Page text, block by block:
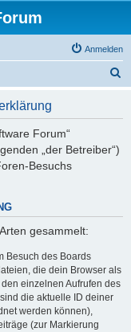
Anmelden
Forum“
„der Betreiber“)
Besuchs
gesammelt:
Besuch des Boards
die dein Browser als
einzelnen Aufrufen des
die aktuelle ID deiner
werden können),
(zur Markierung